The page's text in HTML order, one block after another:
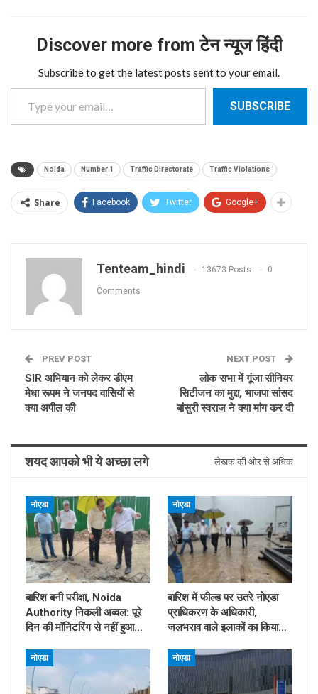
Discover more from टेन न्यूज हिंदी
Subscribe to get the latest posts sent to your email.
Type your email…
SUBSCRIBE
Noida Number 1 Traffic Directorate Traffic Violations
Share Facebook Twitter Google+
Tenteam_hindi 13673 Posts 0
Comments
PREV POST
SIR अभियान को लेकर डीएम
मेधा रूपम ने जनपद वासियों से
क्या अपील की
NEXT POST
लोक सभा में गूंजा सीनियर
सिटीजन का मुद्दा, भाजपा सांसद
बांसुरी स्वराज ने क्या मांग कर दी
शयद आपको भी ये अच्छा लगे लेखक की ओर से अधिक
नोएडा
बारिश बनी परीक्षा, Noida
Authority निकली अव्वल: पूरे
दिन की मॉनिटरिंग से नहीं हुआ…
नोएडा
बारिश में फील्ड पर उतरे नोएडा
प्राधिकरण के अधिकारी,
जलभराव वाले इलाकों का किया…
नोएडा नोएडा